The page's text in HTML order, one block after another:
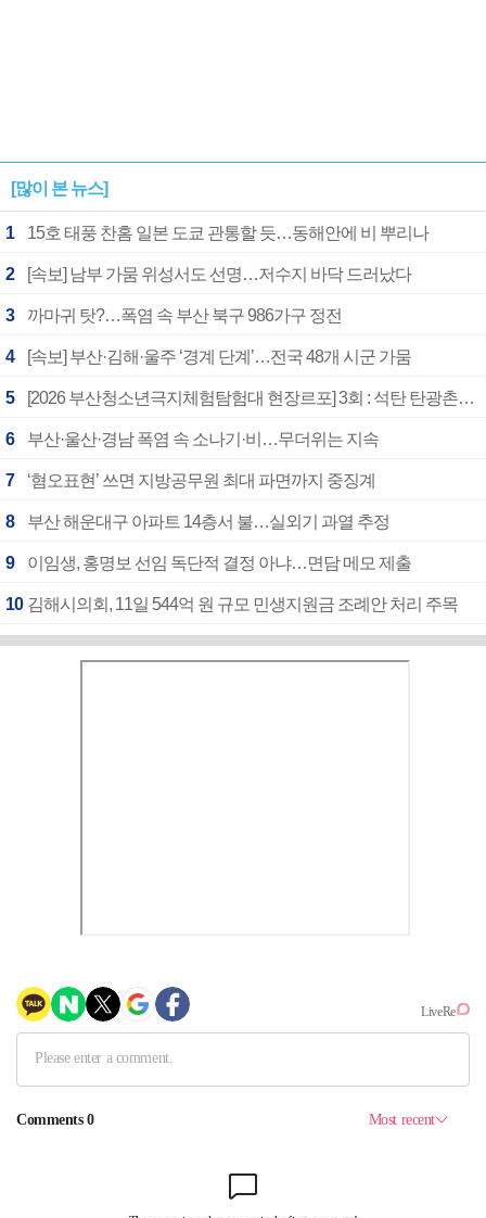
[많이 본 뉴스]
1 15호 태풍 찬홈 일본 도쿄 관통할 듯…동해안에 비 뿌리나
2 [속보] 남부 가뭄 위성서도 선명…저수지 바닥 드러났다
3 까마귀 탓?…폭염 속 부산 북구 986가구 정전
4 [속보] 부산·김해·울주 ‘경계 단계’…전국 48개 시군 가뭄
5 [2026 부산청소년극지체험탐험대 현장르포] 3회 : 석탄 탄광촌에서 북극 연구의 중심지로
6 부산·울산·경남 폭염 속 소나기·비…무더위는 지속
7 ‘혐오표현’ 쓰면 지방공무원 최대 파면까지 중징계
8 부산 해운대구 아파트 14층서 불…실외기 과열 추정
9 이임생, 홍명보 선임 독단적 결정 아냐…면담 메모 제출
10 김해시의회, 11일 544억 원 규모 민생지원금 조례안 처리 주목